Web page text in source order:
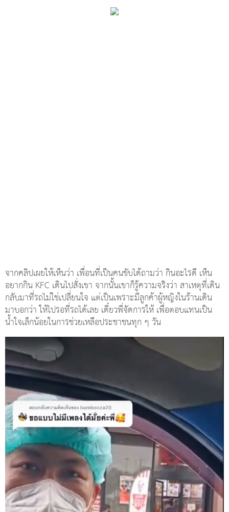
จากคลิปเผยให้เห็นว่า เพื่อนที่เป็นคนขับได้ถามว่า กินอะไรดี เห็น
อยากกิน KFC เดินไปสั่งเขา จากนั้นเขาก็รู้ความจริงว่า สาเหตุที่เดิน
กลับมาที่รถไม่ใช่เปลี่ยนใจ แต่เป็นเพราะมีลูกค้าผู้หญิงในร้านเดิน
มาบอกว่า ให้ไปรอที่รถได้เลย เดี๋ยวพี่จัดการให้ เพื่อตอบแทนเป็น
น้ำใจเล็กน้อยในการช่วยเหลือประชาชนทุก ๆ วัน